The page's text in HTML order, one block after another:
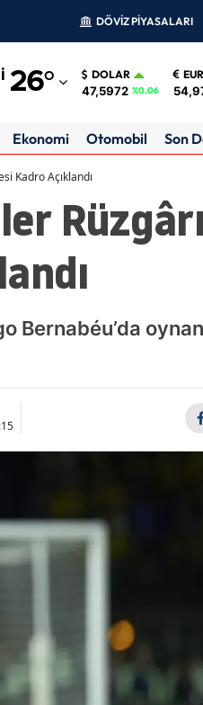
DÖVİZ PİYASALARI
26° DOLAR
47,5972 %0.06
Ekonomi Otomobil Son
Kadro Açıklandı
Bernabéu’da